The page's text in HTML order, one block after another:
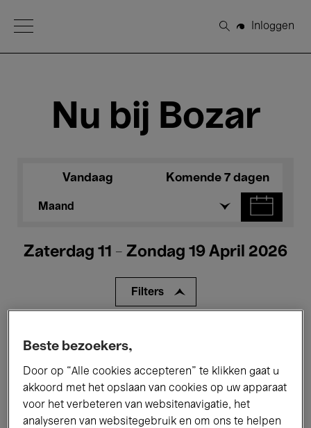
Open Menu
Zoeken
Inloggen
Nu bij Bozar
Vandaag Komende 7 dagen
Maand
Zaterdag 11 - Zondag 19 April 2026
Filters
Tentoonstellingen Films
Performances Lezingen & Debatten
Beste bezoekers,
Door op “Alle cookies accepteren” te klikken gaat u
akkoord met het opslaan van cookies op uw apparaat
voor het verbeteren van websitenavigatie, het
analyseren van websitegebruik en om ons te helpen